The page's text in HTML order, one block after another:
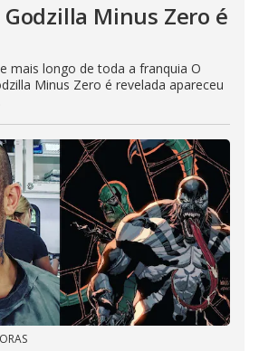
Minus Zero é
mais longo de toda a franquia O
Minus Zero é revelada apareceu